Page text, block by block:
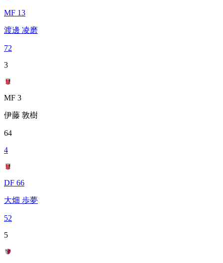
MF 13
渡邊 凌磨
72
3
MF 3
伊藤 敦樹
64
4
DF 66
大畑 歩夢
52
5